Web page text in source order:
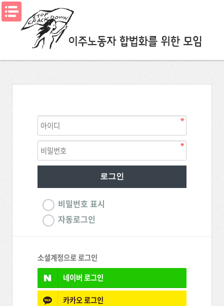
메뉴열기
비밀번호 표시
자동로그인
소셜계정으로 로그인
네이버 로그인
카카오로그인